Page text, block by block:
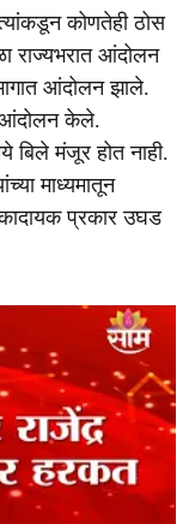
कोणतेही ठोस
राज्यभरात आंदोलन
आंदोलन झाले.
आंदोलन केले.
बिले मंजूर होत नाही.
माध्यमातून
प्रकार उघड